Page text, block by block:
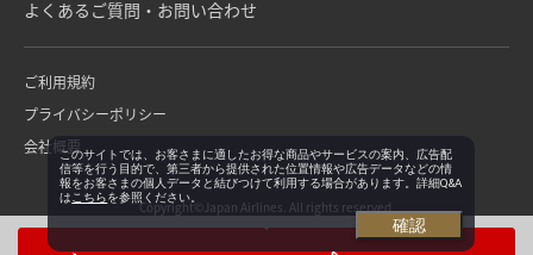
よくあるご質問・お問い合わせ
ご利用規約
プライバシーポリシー
会社概要
Copyright©Japan Airlines. All rights reserved.
このサイトでは、お客さまに適したお得な商品やサービスの案内、広告配
信等を行う目的で、第三者から提供された位置情報や広告データなどの情
報をお客さまの個人データと結びつけて利用する場合があります。詳細Q&A
は こちらを参照ください。
確認